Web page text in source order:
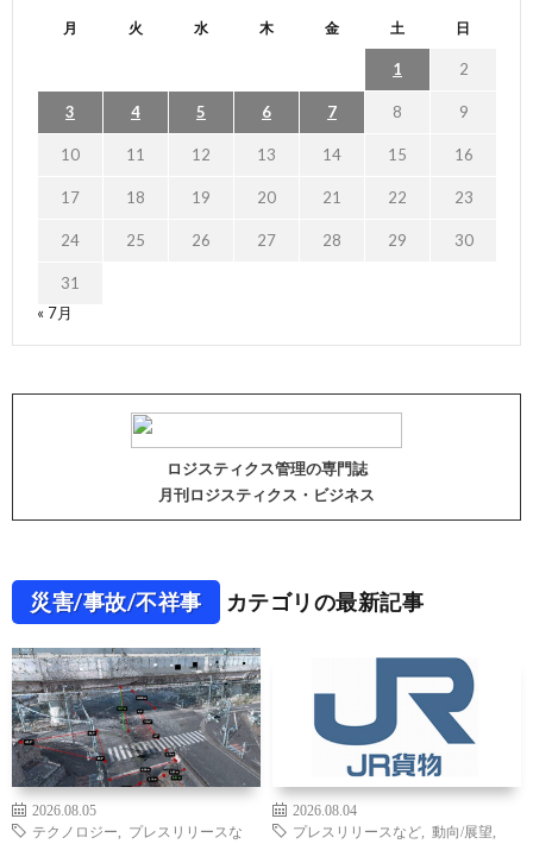
月 火 水 木 金 土 日
1 2
3 4 5 6 7 8 9
10 11 12 13 14 15 16
17 18 19 20 21 22 23
24 25 26 27 28 29 30
31
« 7月
ロジスティクス管理の専門誌
月刊ロジスティクス・ビジネス
災害/事故/不祥事 カテゴリの最新記事
2026.08.05
テクノロジー
プレスリリースな
2026.08.04
プレスリリースなど
動向/展望